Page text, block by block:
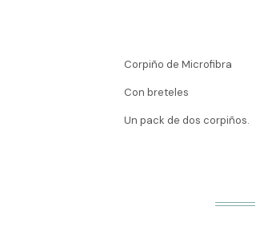
Corpiño de Microfibra
Con breteles
Un pack de dos corpiños.